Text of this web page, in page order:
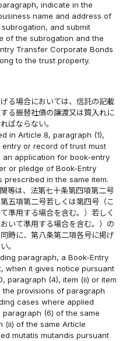
indicate in the
name and address of
and submit
of the subrogation and the
Transfer Corporate Bonds
to the trust property.
る場合においては、信託の記載
る振替社債の譲渡又は質入れに
ばならない。
in Article 8, paragraph (1),
or record of trust must
an application for book-entry
or pledge of Book-Entry
prescribed in the same item.
等は、法第七十条第四項第二号
五項第二号若しくは第四号（こ
準用する場合を含む。）若しく
いて準用する場合を含む。）の
時に、第八条第二項各号に掲げ
。
paragraph, a Book-Entry
when it gives notice pursuant
paragraph (4), item (ii) or item
provisions of paragraph
cases where applied
(6) of the same
(ii) of the same Article
mutatis mutandis pursuant